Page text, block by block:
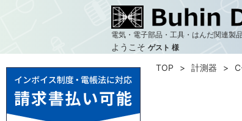
電気・電子部品・工具・はんだ関連製
ようこそ ゲスト 様
TOP 計測器